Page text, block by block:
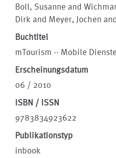
Boll, Susanne and
Dirk and Meyer, Jochen
Buchtitel
mTourism -- Mobile
Erscheinungsdatum
06 / 2010
ISBN / ISSN
9783834923622
Publikationstyp
inbook